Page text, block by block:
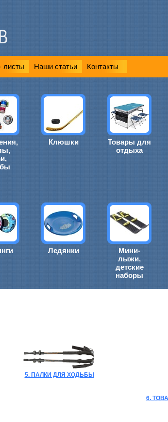
листы Наши статьи Контакты
Клюшки
Товары для
отдыха
Ледянки
Мини-
лыжи,
детские
наборы
5. ПАЛКИ ДЛЯ ХОДЬБЫ
6.